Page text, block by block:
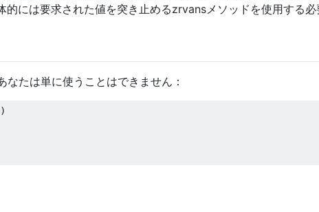
的には要求された値を突き止めるzrvansメソッドを使用する必
たは単に使うことはできません：
)